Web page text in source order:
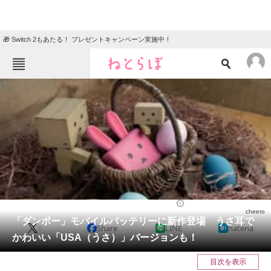
🎁 Switch 2もあたる！ プレゼントキャンペーン実施中！
ニュース
エンタメ クイズ
グルメ 地域
住まい 教育・育児
リサーチ
会員記事
メディア
「ダンボー」モバイルバッテリーに新作登場 うさ耳で
かわいい「USA（うさ）」バージョンも！
cheero
X Share LINE hatena
目次を表示